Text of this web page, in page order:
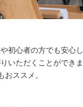
初心者の方でも安心
いただくことができま
ススメ。